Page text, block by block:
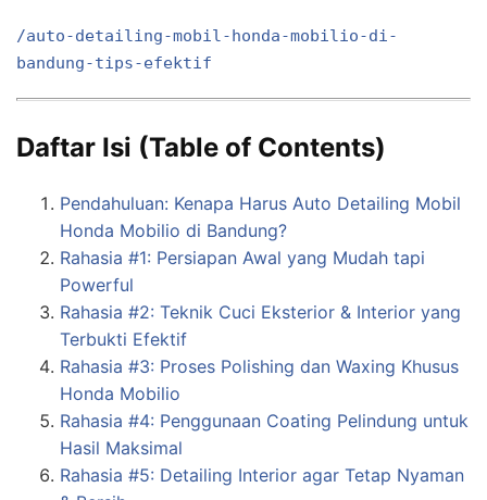
/auto-detailing-mobil-honda-mobilio-di-
bandung-tips-efektif
Daftar Isi (Table of Contents)
Pendahuluan: Kenapa Harus Auto Detailing Mobil
Honda Mobilio di Bandung?
Rahasia #1: Persiapan Awal yang Mudah tapi
Powerful
Rahasia #2: Teknik Cuci Eksterior & Interior yang
Terbukti Efektif
Rahasia #3: Proses Polishing dan Waxing Khusus
Honda Mobilio
Rahasia #4: Penggunaan Coating Pelindung untuk
Hasil Maksimal
Rahasia #5: Detailing Interior agar Tetap Nyaman